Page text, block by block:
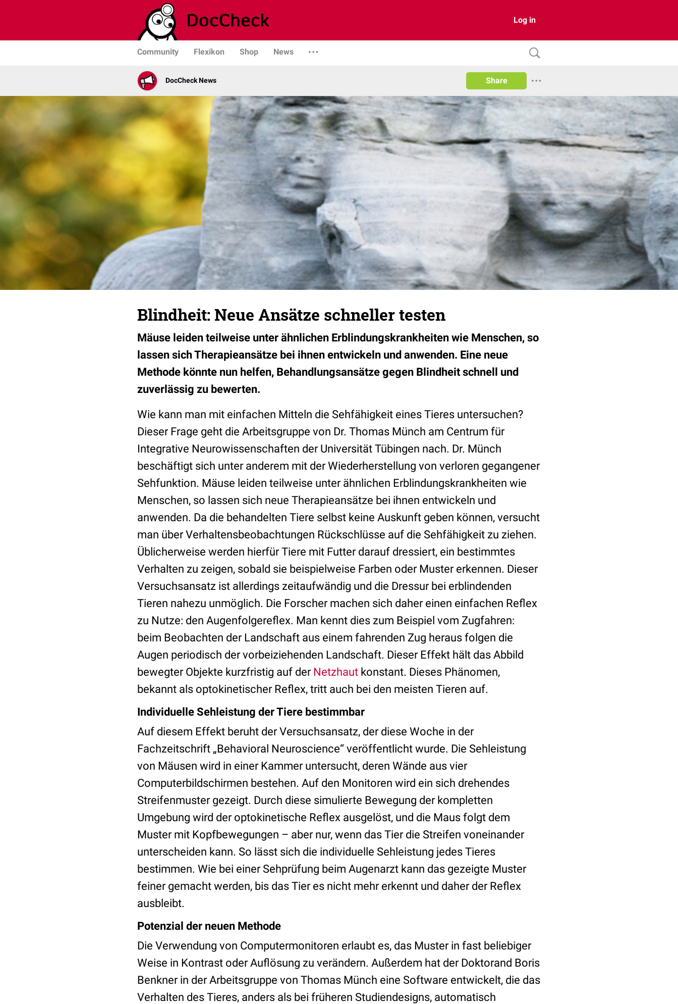
Log in
Community Flexikon Shop News
DocCheck News Share
Blindheit: Neue Ansätze schneller testen
Mäuse leiden teilweise unter ähnlichen Erblindungskrankheiten wie Menschen, so
lassen sich Therapieansätze bei ihnen entwickeln und anwenden. Eine neue
Methode könnte nun helfen, Behandlungsansätze gegen Blindheit schnell und
zuverlässig zu bewerten.
Wie kann man mit einfachen Mitteln die Sehfähigkeit eines Tieres untersuchen?
Dieser Frage geht die Arbeitsgruppe von Dr. Thomas Münch am Centrum für
Integrative Neurowissenschaften der Universität Tübingen nach. Dr. Münch
beschäftigt sich unter anderem mit der Wiederherstellung von verloren gegangener
Sehfunktion. Mäuse leiden teilweise unter ähnlichen Erblindungskrankheiten wie
Menschen, so lassen sich neue Therapieansätze bei ihnen entwickeln und
anwenden. Da die behandelten Tiere selbst keine Auskunft geben können, versucht
man über Verhaltensbeobachtungen Rückschlüsse auf die Sehfähigkeit zu ziehen.
Üblicherweise werden hierfür Tiere mit Futter darauf dressiert, ein bestimmtes
Verhalten zu zeigen, sobald sie beispielweise Farben oder Muster erkennen. Dieser
Versuchsansatz ist allerdings zeitaufwändig und die Dressur bei erblindenden
Tieren nahezu unmöglich. Die Forscher machen sich daher einen einfachen Reflex
zu Nutze: den Augenfolgereflex. Man kennt dies zum Beispiel vom Zugfahren:
beim Beobachten der Landschaft aus einem fahrenden Zug heraus folgen die
Augen periodisch der vorbeiziehenden Landschaft. Dieser Effekt hält das Abbild
bewegter Objekte kurzfristig auf der Netzhaut konstant. Dieses Phänomen,
bekannt als optokinetischer Reflex, tritt auch bei den meisten Tieren auf.
Individuelle Sehleistung der Tiere bestimmbar
Auf diesem Effekt beruht der Versuchsansatz, der diese Woche in der
Fachzeitschrift „Behavioral Neuroscience“ veröffentlicht wurde. Die Sehleistung
von Mäusen wird in einer Kammer untersucht, deren Wände aus vier
Computerbildschirmen bestehen. Auf den Monitoren wird ein sich drehendes
Streifenmuster gezeigt. Durch diese simulierte Bewegung der kompletten
Umgebung wird der optokinetische Reflex ausgelöst, und die Maus folgt dem
Muster mit Kopfbewegungen – aber nur, wenn das Tier die Streifen voneinander
unterscheiden kann. So lässt sich die individuelle Sehleistung jedes Tieres
bestimmen. Wie bei einer Sehprüfung beim Augenarzt kann das gezeigte Muster
feiner gemacht werden, bis das Tier es nicht mehr erkennt und daher der Reflex
ausbleibt.
Potenzial der neuen Methode
Die Verwendung von Computermonitoren erlaubt es, das Muster in fast beliebiger
Weise in Kontrast oder Auflösung zu verändern. Außerdem hat der Doktorand Boris
Benkner in der Arbeitsgruppe von Thomas Münch eine Software entwickelt, die das
Verhalten des Tieres, anders als bei früheren Studiendesigns, automatisch